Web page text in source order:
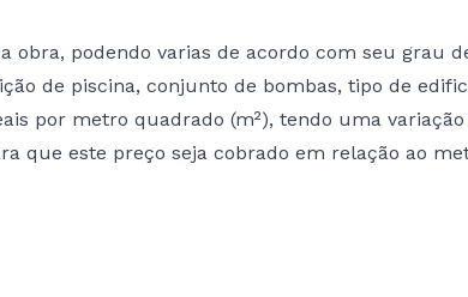
podendo varias de acordo com seu grau
de piscina, conjunto de bombas, tipo de
por metro quadrado (m²), tendo uma
que este preço seja cobrado em relação ao